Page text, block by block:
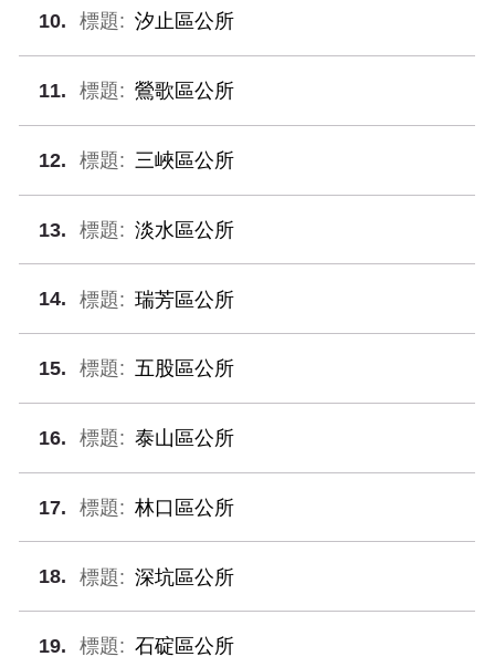
10 汐止區公所
11 鶯歌區公所
12 三峽區公所
13 淡水區公所
14 瑞芳區公所
15 五股區公所
16 泰山區公所
17 林口區公所
18 深坑區公所
19 石碇區公所